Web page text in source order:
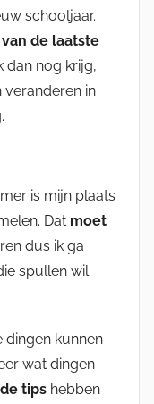
schooljaar.
de laatste
dan nog krijg,
veranderen in
is mijn plaats
Dat moet
dus ik ga
spullen wil
dingen kunnen
wat dingen
tips hebben